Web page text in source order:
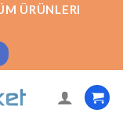
ÜRÜNLERI